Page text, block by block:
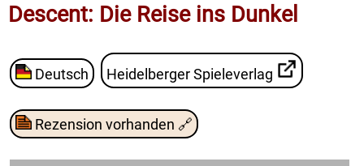
Descent: Die Reise ins Dunkel
Deutsch Heidelberger Spieleverlag
Rezension vorhanden 🔗